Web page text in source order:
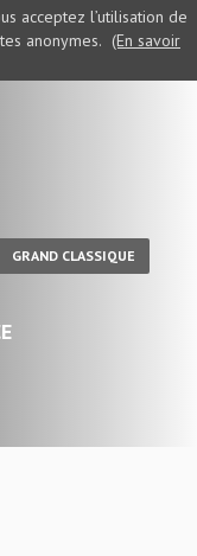
GRAND CLASSIQUE
acceptez l’utilisation de
anonymes. (En savoir